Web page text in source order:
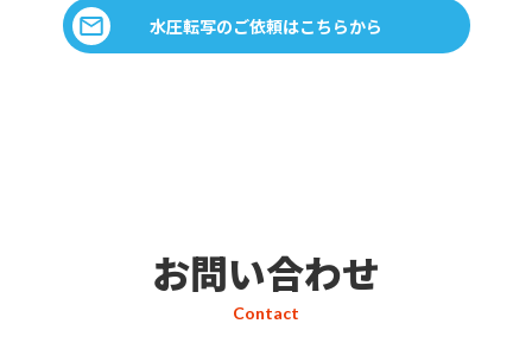
水圧転写のご依頼はこちらから
お問い合わせ
Contact